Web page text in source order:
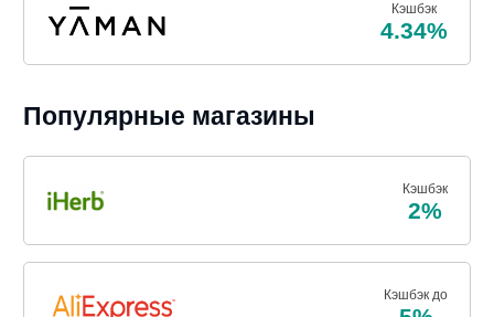
Кэшбэк
4.34%
Популярные магазины
Кэшбэк
2%
Кэшбэк до